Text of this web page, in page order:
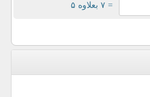
= ۷ بعلاوه ۵